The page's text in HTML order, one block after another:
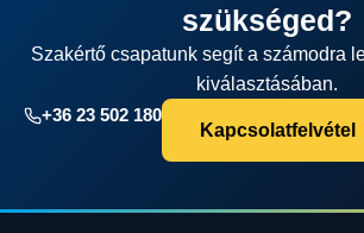
szükséged?
Szakértő csapatunk segít a számodra
kiválasztásában.
+36 23 502 180
Kapcsolatfelvétel